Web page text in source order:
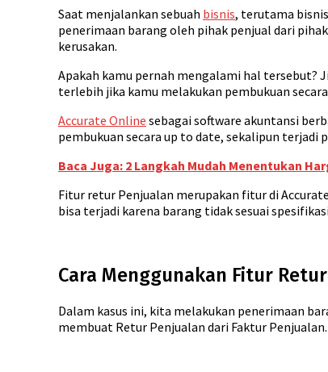
Saat menjalankan sebuah bisnis, terutama
penerimaan barang oleh pihak penjual dari
kerusakan.
Apakah kamu pernah mengalami hal tersebut?
terlebih jika kamu melakukan pembukuan
Accurate Online sebagai software akuntansi
pembukuan secara up to date, sekalipun
Baca Juga: 2 Langkah Mudah Menentukan
Fitur retur Penjualan merupakan fitur di
bisa terjadi karena barang tidak sesuai
Cara Menggunakan Fitur
Dalam kasus ini, kita melakukan penerimaan
membuat Retur Penjualan dari Faktur